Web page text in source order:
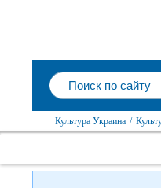
Культура Украина /